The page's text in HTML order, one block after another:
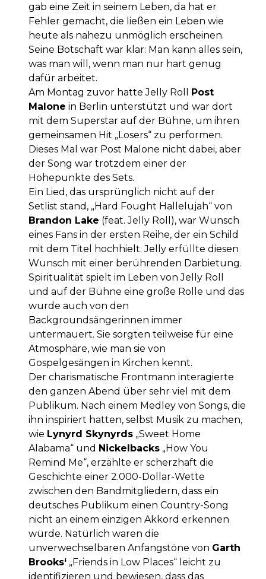
gab eine Zeit in seinem Leben, da hat er
Fehler gemacht, die ließen ein Leben wie
heute als nahezu unmöglich erscheinen.
Seine Botschaft war klar: Man kann alles sein,
was man will, wenn man nur hart genug
dafür arbeitet.
Am Montag zuvor hatte Jelly Roll Post
Malone in Berlin unterstützt und war dort
mit dem Superstar auf der Bühne, um ihren
gemeinsamen Hit „Losers“ zu performen.
Dieses Mal war Post Malone nicht dabei, aber
der Song war trotzdem einer der
Höhepunkte des Sets.
Ein Lied, das ursprünglich nicht auf der
Setlist stand, „Hard Fought Hallelujah“ von
Brandon Lake (feat. Jelly Roll), war Wunsch
eines Fans in der ersten Reihe, der ein Schild
mit dem Titel hochhielt. Jelly erfüllte diesen
Wunsch mit einer berührenden Darbietung.
Spiritualität spielt im Leben von Jelly Roll
und auf der Bühne eine große Rolle und das
wurde auch von den
Backgroundsängerinnen immer
untermauert. Sie sorgten teilweise für eine
Atmosphäre, wie man sie von
Gospelgesängen in Kirchen kennt.
Der charismatische Frontmann interagierte
den ganzen Abend über sehr viel mit dem
Publikum. Nach einem Medley von Songs, die
ihn inspiriert hatten, selbst Musik zu machen,
wie Lynyrd Skynyrds „Sweet Home
Alabama“ und Nickelbacks „How You
Remind Me“, erzählte er scherzhaft die
Geschichte einer 2.000-Dollar-Wette
zwischen den Bandmitgliedern, dass ein
deutsches Publikum einen Country-Song
nicht an einem einzigen Akkord erkennen
würde. Natürlich waren die
unverwechselbaren Anfangstöne von Garth
Brooks‘ „Friends in Low Places“ leicht zu
identifizieren und bewiesen, dass das